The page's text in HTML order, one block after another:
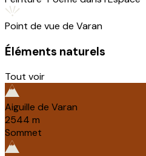
Point de vue de Varan
Éléments naturels
Tout voir
Aiguille de Varan
2544 m
Sommet